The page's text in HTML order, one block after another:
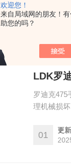
欢迎您！
来自局域网的朋友！
助您的吗？
LDK罗
罗迪克475
理机械损
如若要关
01
更